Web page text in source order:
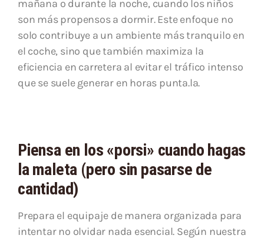
mañana o durante la noche, cuando los niños
son más propensos a dormir. Este enfoque no
solo contribuye a un ambiente más tranquilo en
el coche, sino que también maximiza la
eficiencia en carretera al evitar el tráfico intenso
que se suele generar en horas punta.la.
Piensa en los «porsi» cuando hagas
la maleta (pero sin pasarse de
cantidad)
Prepara el equipaje de manera organizada para
intentar no olvidar nada esencial. Según nuestra